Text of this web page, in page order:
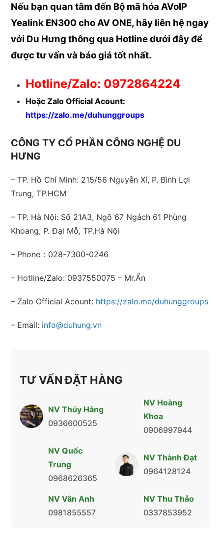
Nếu bạn quan tâm đến Bộ mã hóa AVoIP
Yealink EN300 cho AV ONE, hãy liên hệ ngay
với Du Hưng thông qua Hotline dưới đây để
được tư vấn và báo giá tốt nhất.
Hotline/Zalo: 0972864224
Hoặc Zalo Official Acount:
https://zalo.me/duhunggroups
CÔNG TY CỔ PHẦN CÔNG NGHỆ DU
HƯNG
– TP. Hồ Chí Minh: 215/56 Nguyễn Xí, P. Bình Lợi
Trung, TP.HCM
– TP. Hà Nội: Số 21A3, Ngõ 67 Ngách 61 Phùng
Khoang, P. Đại Mỗ, TP.Hà Nội
– Phone：028-7300-0246
– Hotline/Zalo: 0937550075 – Mr.Ẩn
– Zalo Official Acount: https://zalo.me/duhunggroups
– Email: info@duhung.vn
TƯ VẤN ĐẶT HÀNG
NV Thúy Hằng
0936600525
NV Hoàng
Khoa
0906997944
NV Quốc
Trung
0968626365
NV Thành Đạt
0964128124
NV Vân Anh
0981855557
NV Thu Thảo
0337853952